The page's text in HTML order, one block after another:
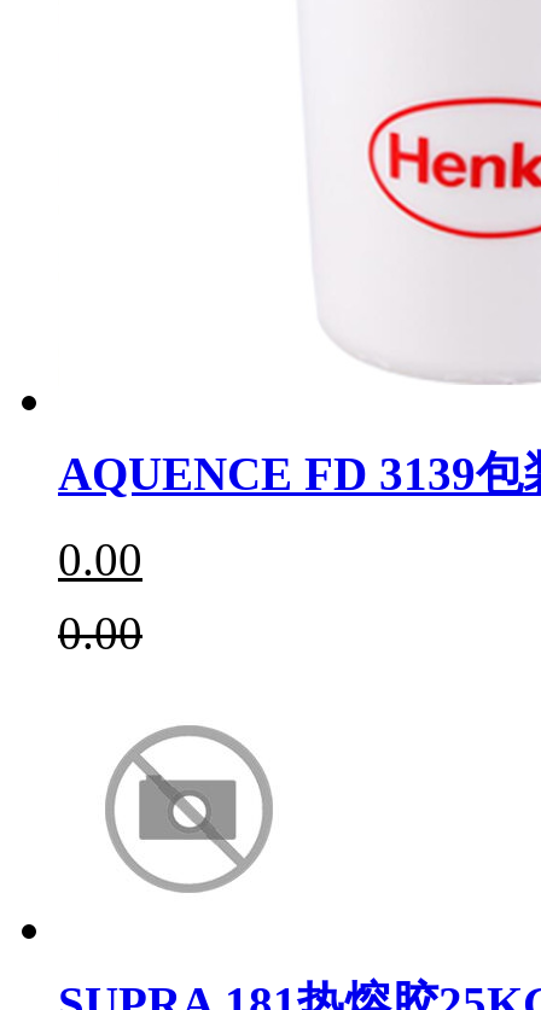
AQUENCE FD 3139包
0.00
0.00